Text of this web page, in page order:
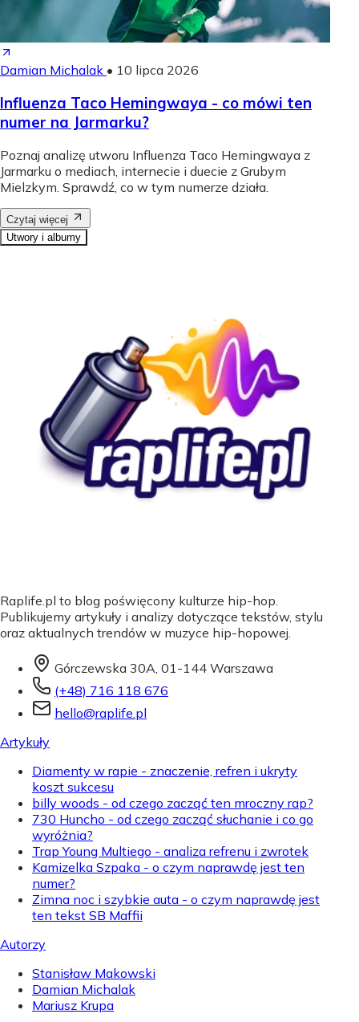
Damian Michalak • 10 lipca 2026
Influenza Taco Hemingwaya - co mówi ten
numer na Jarmarku?
Poznaj analizę utworu Influenza Taco Hemingwaya z
Jarmarku o mediach, internecie i duecie z Grubym
Mielzkym. Sprawdź, co w tym numerze działa.
Czytaj więcej
Utwory i albumy
Raplife.pl to blog poświęcony kulturze hip-hop.
Publikujemy artykuły i analizy dotyczące tekstów, stylu
oraz aktualnych trendów w muzyce hip-hopowej.
Górczewska 30A, 01-144 Warszawa
(+48) 716 118 676
hello@raplife.pl
Artykuły
Diamenty w rapie - znaczenie, refren i ukryty
koszt sukcesu
billy woods - od czego zacząć ten mroczny rap?
730 Huncho - od czego zacząć słuchanie i co go
wyróżnia?
Trap Young Multiego - analiza refrenu i zwrotek
Kamizelka Szpaka - o czym naprawdę jest ten
numer?
Zimna noc i szybkie auta - o czym naprawdę jest
ten tekst SB Maffii
Autorzy
Stanisław Makowski
Damian Michalak
Mariusz Krupa